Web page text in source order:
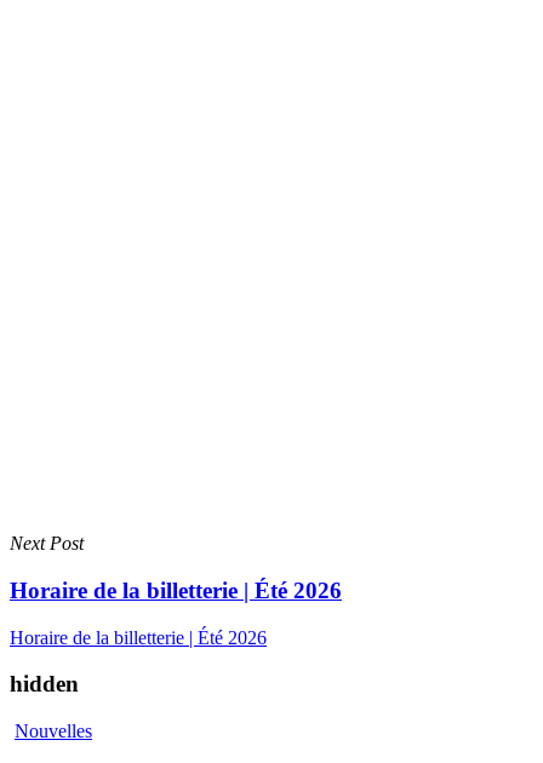
Next Post
Horaire de la billetterie | Été 2026
Horaire de la billetterie | Été 2026
hidden
Nouvelles